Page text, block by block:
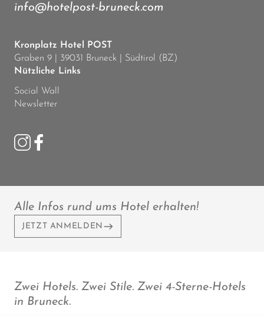
info@hotelpost-bruneck.com
Kronplatz Hotel POST
Graben 9 | 39031 Bruneck | Südtirol (BZ)
Nützliche Links
Social Wall
Newsletter
Alle Infos rund ums Hotel erhalten!
JETZT ANMELDEN
Zwei Hotels. Zwei Stile. Zwei 4-Sterne-Hotels
in Bruneck.